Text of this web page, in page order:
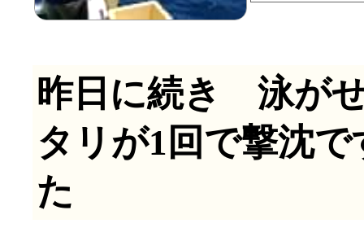
昨日に続き 泳が
タリが1回で撃沈
た